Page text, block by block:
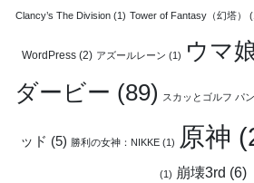
Clancy’s The Division (1) Tower of Fantasy（幻塔）
WordPress(2) アズールレーン (1)
ウマ
ダービー (89) スカッとゴルフ パ
ッド (5) 勝利の女神：NIKKE (1) 原神
(1) 崩壊3rd (6)